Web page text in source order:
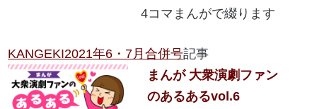
4コマまんがで綴ります
KANGEKI2021年6・7月合併号記事
まんが 大衆演劇ファン
のあるあるvol.6